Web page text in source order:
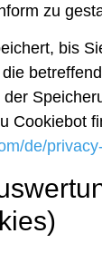
zu
bis
Cookiebot
de/